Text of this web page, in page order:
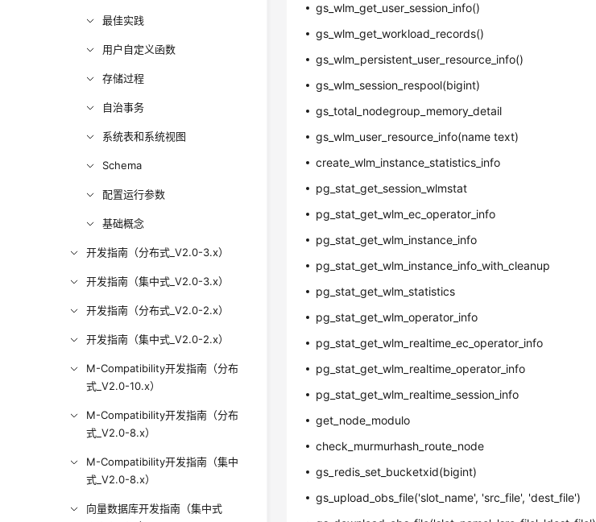
最佳实践
用户自定义函数
存储过程
自治事务
系统表和系统视图
Schema
配置运行参数
基础概念
开发指南（分布式_V2.0-3.x）
开发指南（集中式_V2.0-3.x）
开发指南（分布式_V2.0-2.x）
开发指南（集中式_V2.0-2.x）
M-Compatibility开发指南（分布
式_V2.0-10.x）
M-Compatibility开发指南（分布
式_V2.0-8.x）
M-Compatibility开发指南（集中
式_V2.0-8.x）
向量数据库开发指南（集中式
gs_wlm_get_user_session_info()
gs_wlm_get_workload_records()
gs_wlm_persistent_user_resource_info()
gs_wlm_session_respool(bigint)
gs_total_nodegroup_memory_detail
gs_wlm_user_resource_info(name text)
create_wlm_instance_statistics_info
pg_stat_get_session_wlmstat
pg_stat_get_wlm_ec_operator_info
pg_stat_get_wlm_instance_info
pg_stat_get_wlm_instance_info_with_cleanup
pg_stat_get_wlm_statistics
pg_stat_get_wlm_operator_info
pg_stat_get_wlm_realtime_ec_operator_info
pg_stat_get_wlm_realtime_operator_info
pg_stat_get_wlm_realtime_session_info
get_node_modulo
check_murmurhash_route_node
gs_redis_set_bucketxid(bigint)
gs_upload_obs_file('slot_name', 'src_file', 'dest_file')